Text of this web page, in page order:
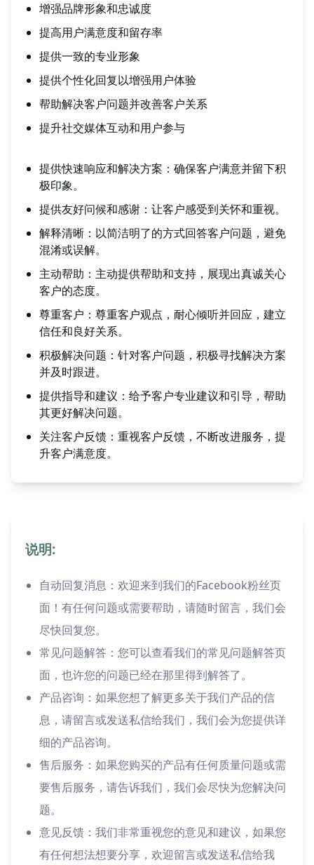
增强品牌形象和忠诚度
提高用户满意度和留存率
提供一致的专业形象
提供个性化回复以增强用户体验
帮助解决客户问题并改善客户关系
提升社交媒体互动和用户参与
提供快速响应和解决方案：确保客户满意并留下积
极印象。
提供友好问候和感谢：让客户感受到关怀和重视。
解释清晰：以简洁明了的方式回答客户问题，避免
混淆或误解。
主动帮助：主动提供帮助和支持，展现出真诚关心
客户的态度。
尊重客户：尊重客户观点，耐心倾听并回应，建立
信任和良好关系。
积极解决问题：针对客户问题，积极寻找解决方案
并及时跟进。
提供指导和建议：给予客户专业建议和引导，帮助
其更好解决问题。
关注客户反馈：重视客户反馈，不断改进服务，提
升客户满意度。
说明:
自动回复消息：欢迎来到我们的Facebook粉丝页
面！有任何问题或需要帮助，请随时留言，我们会
尽快回复您。
常见问题解答：您可以查看我们的常见问题解答页
面，也许您的问题已经在那里得到解答了。
产品咨询：如果您想了解更多关于我们产品的信
息，请留言或发送私信给我们，我们会为您提供详
细的产品咨询。
售后服务：如果您购买的产品有任何质量问题或需
要售后服务，请告诉我们，我们会尽快为您解决问
题。
意见反馈：我们非常重视您的意见和建议，如果您
有任何想法想要分享，欢迎留言或发送私信给我